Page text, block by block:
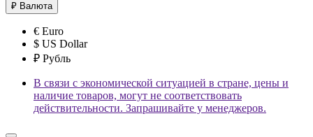
₽ Валюта
€ Euro
$ US Dollar
₽ Рубль
В связи с экономической ситуацией в стране, цены и
наличие товаров, могут не соответствовать
действительности. Запрашивайте у менеджеров.